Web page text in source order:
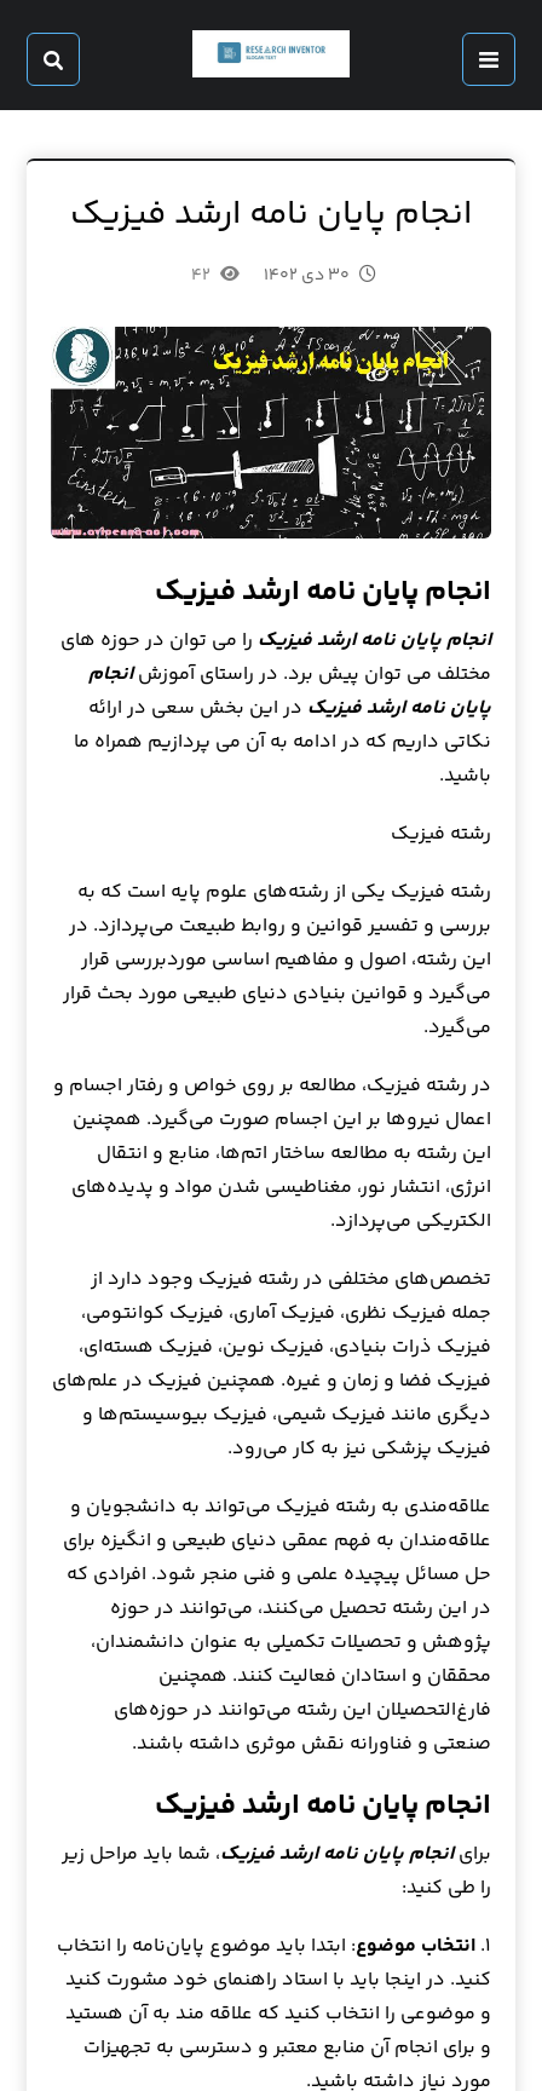
انجام پایان نامه ارشد فیزیک
۳۰ دی ۱۴۰۲ ۴۲
انجام پایان نامه ارشد فیزیک
انجام پایان نامه ارشد فیزیک را می توان در حوزه های
مختلف می توان پیش برد. در راستای آموزشانجام
پایان نامه ارشد فیزیک در این بخش سعی در ارائه
نکاتی داریم که در ادامه به آن می پردازیم همراه ما
باشید.
رشته فیزیک
رشته فیزیک یکی از رشته‌های علوم پایه است که به
بررسی و تفسیر قوانین و روابط طبیعت می‌پردازد. در
این رشته، اصول و مفاهیم اساسی موردبررسی قرار
می‌گیرد و قوانین بنیادی دنیای طبیعی مورد بحث قرار
می‌گیرد.
در رشته فیزیک، مطالعه بر روی خواص و رفتار اجسام و
اعمال نیروها بر این اجسام صورت می‌گیرد. همچنین
این رشته به مطالعه ساختار اتم‌ها، منابع و انتقال
انرژی، انتشار نور، مغناطیسی شدن مواد و پدیده‌های
الکتریکی می‌پردازد.
تخصص‌های مختلفی در رشته فیزیک وجود دارد از
جمله فیزیک نظری، فیزیک آماری، فیزیک کوانتومی،
فیزیک ذرات بنیادی، فیزیک نوین، فیزیک هسته‌ای،
فیزیک فضا و زمان و غیره. همچنین فیزیک در علم‌های
دیگری مانند فیزیک شیمی، فیزیک بیوسیستم‌ها و
فیزیک پزشکی نیز به کار می‌رود.
علاقه‌مندی به رشته فیزیک می‌تواند به دانشجویان و
علاقه‌مندان به فهم عمقی دنیای طبیعی و انگیزه برای
حل مسائل پیچیده علمی و فنی منجر شود. افرادی که
در این رشته تحصیل می‌کنند، می‌توانند در حوزه
پژوهش و تحصیلات تکمیلی به عنوان دانشمندان،
محققان و استادان فعالیت کنند. همچنین
فارغ‌التحصیلان این رشته می‌توانند در حوزه‌های
صنعتی و فناورانه نقش موثری داشته باشند.
انجام پایان نامه ارشد فیزیک
برایانجام پایان نامه ارشد فیزیک، شما باید مراحل زیر
را طی کنید:
۱. انتخاب موضوع: ابتدا باید موضوع پایان‌نامه را انتخاب
کنید. در اینجا باید با استاد راهنمای خود مشورت کنید
و موضوعی را انتخاب کنید که علاقه مند به آن هستید
و برای انجام آن منابع معتبر و دسترسی به تجهیزات
مورد نیاز داشته باشید.